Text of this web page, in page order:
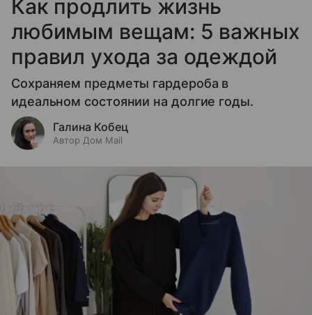
Как продлить жизнь
любимым вещам: 5 важных
правил ухода за одеждой
Сохраняем предметы гардероба в
идеальном состоянии на долгие годы.
Галина Кобец
Автор Дом Mail